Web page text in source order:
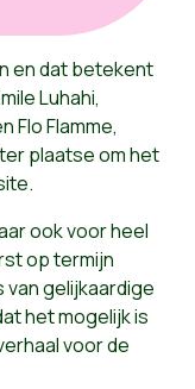
en dat betekent
Luhahi,
Flo Flamme,
plaatse om het
ook voor heel
op termijn
gelijkaardige
het mogelijk is
voor de